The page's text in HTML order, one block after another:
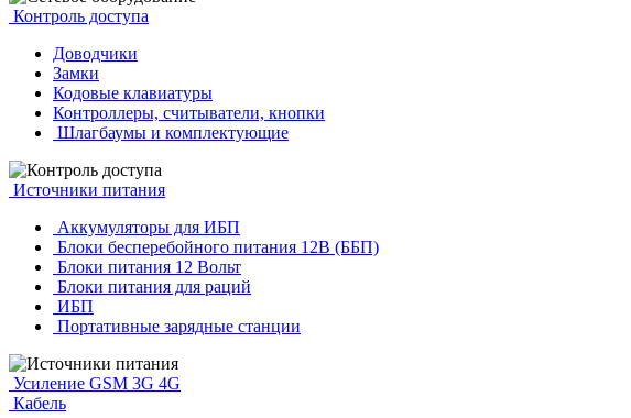
Контроль доступа
Доводчики
Замки
Кодовые клавиатуры
Контроллеры, считыватели, кнопки
Шлагбаумы и комплектующие
Источники питания
Аккумуляторы для ИБП
Блоки бесперебойного питания 12В (ББП)
Блоки питания 12 Вольт
Блоки питания для раций
ИБП
Портативные зарядные станции
Усиление GSM 3G 4G
Кабель